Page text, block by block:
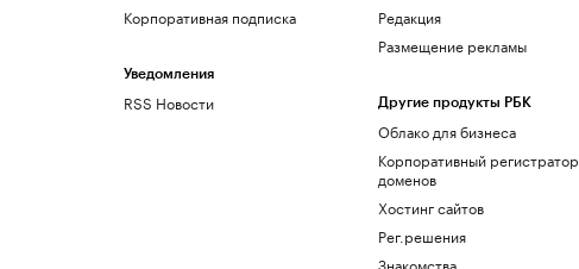
Корпоративная подписка
Уведомления
RSS Новости
Редакция
Размещение рекламы
Другие продукты РБК
Облако для бизнеса
Корпоративный регистратор
доменов
Хостинг сайтов
Рег.решения
Знакомства